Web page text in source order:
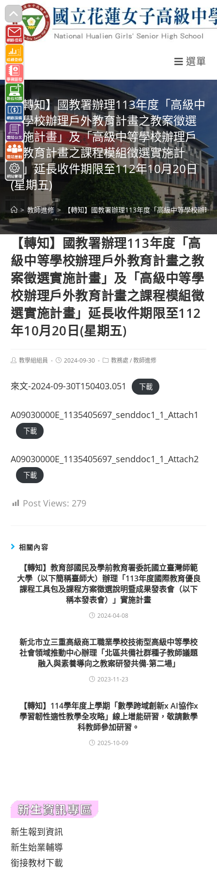
跳
轉
至
主
要
內
容
選單
【轉知】國教署辦理113年度「高級中
等學校辦理戶外教育計畫之教案徵選
實施計畫」及「高級中等學校辦理戶
外教育計畫之課程模組徵選實施計
畫」延長收件期限至112年10月20日
(星期五)
> 教師進修 > 【轉知】國教署辦理113年度「高級中等學校辦
【轉知】國教署辦理113年度「高
級中等學校辦理戶外教育計畫之教
案徵選實施計畫」及「高級中等學
校辦理戶外教育計畫之課程模組徵
選實施計畫」延長收件期限至112
年10月20日(星期五)
Post教學組組員
Post2024-09-30
Post教務處 / 教師進修
來文-2024-09-30T150403.051 下載
A09030000E_1135405697_senddoc1_1_Attach1
下載
A09030000E_1135405697_senddoc1_1_Attach2
下載
Post Views: 279
相關內容
【轉知】教育部國民及學前教育署委託國立臺灣師範
大學（以下簡稱臺師大）辦理「113年度國際教育優良
課程工具包及課程方案徵選說明暨成果發表會（以下
稱本發表會）」實施計畫
2024-04-08
新北市立三重高級商工職業學校技術型高級中等學校
社會領域推動中心辦理「北區共備社群種子教師議題
融入與素養導向之教案研發共備-第二場」
2023-11-23
【轉知】114學年度上學期「數學跨域創新x AI協作x
學習韌性適性教學全攻略」線上增能研習，敬請數學
科教師參加研習。
2025-10-09
新生報到資訊
新生始業輔導
銜接教材下載